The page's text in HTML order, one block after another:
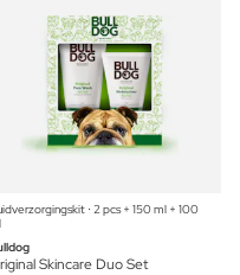
⋅ 2 pcs + 150 ml + 100
Skincare Duo Set